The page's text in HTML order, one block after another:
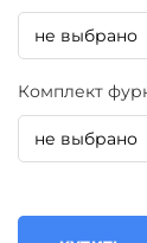
Комплект